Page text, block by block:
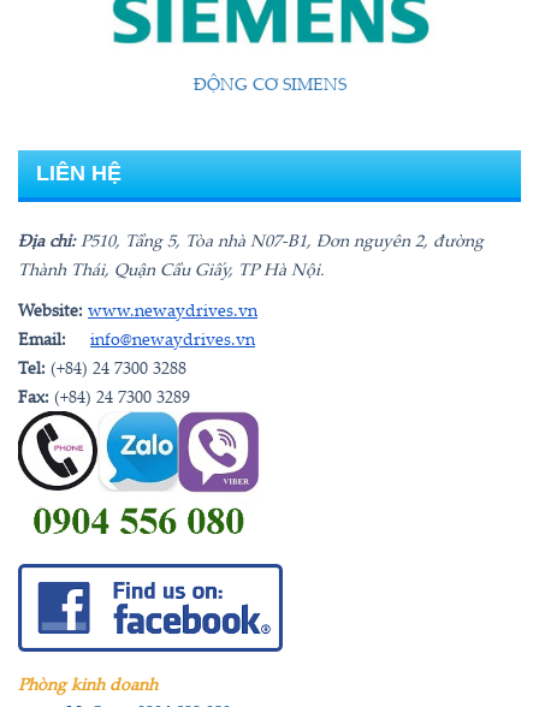
GIẢM TỐC REXNORD
LIÊN HỆ
Địa chỉ:P510, Tầng 5, Tòa nhà N07-B1, Đơn nguyên 2, đường
Thành Thái, Quận Cầu Giấy, TP Hà Nội.
Website: www.newaydrives.vn
Email:
info@newaydrives.vn
Tel: (+84) 24 7300 3288
Fax: (+84) 24 7300 3289
Phòng kinh doanh